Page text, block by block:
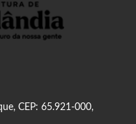
CEP: 65.921-000,